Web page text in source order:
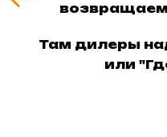
Там дилеры
или